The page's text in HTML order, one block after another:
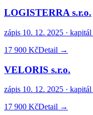
LOGISTERRA s.r.o.
zápis 10. 12. 2025 · kapitál
17 900 KčDetail →
VELORIS s.r.o.
zápis 10. 12. 2025 · kapitál
17 900 KčDetail →